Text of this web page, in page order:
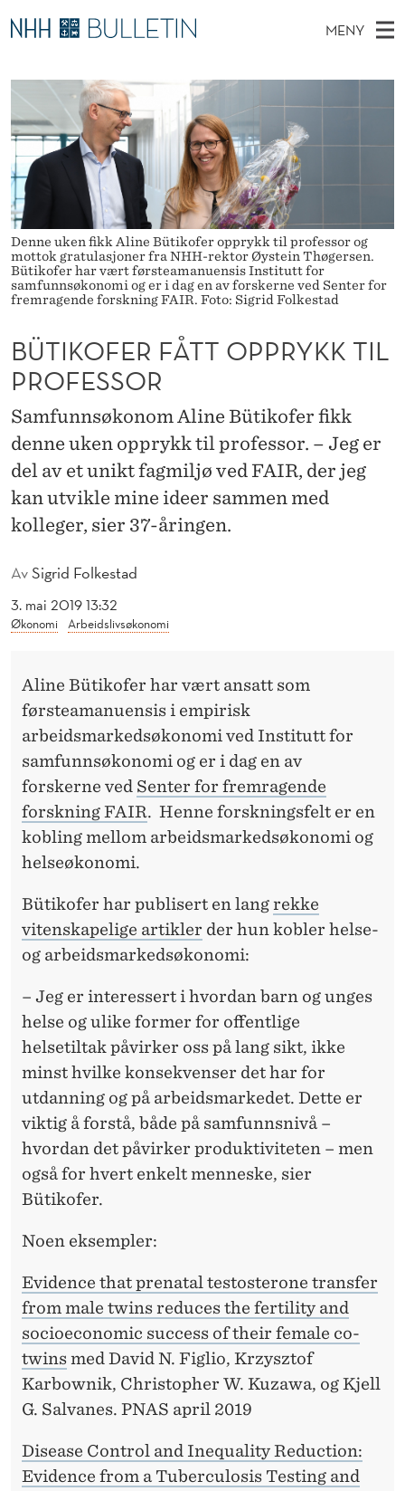
B
Ü
T
K
O
F
E
R
Å
T
T
O
P
P
Y
K
MENY
O
E
D
M
E
N
Y
Ø
N
E
T
T
S
T
E
D
E
T
Stipendiater og nye forskerprofiler
Disputaser
Ekspertutvalg
Om Bulletin
Denne uken fikk Aline Bütikofer opprykk til professor og
mottok gratulasjoner fra NHH-rektor Øystein Thøgersen.
Bütikofer har vært førsteamanuensis Institutt for
samfunnsøkonomi og er i dag en av forskerne ved Senter for
fremragende forskning FAIR. Foto: Sigrid Folkestad
AvSigrid Folkestad
3. mai 2019 13:32
Økonomi Arbeidslivsøkonomi
BÜTIKOFER FÅTT OPPRYKK TIL
PROFESSOR
Samfunnsøkonom Aline Bütikofer fikk
denne uken opprykk til professor. – Jeg er
del av et unikt fagmiljø ved FAIR, der jeg
kan utvikle mine ideer sammen med
kolleger, sier 37-åringen.
Aline Bütikofer har vært ansatt som
førsteamanuensis i empirisk
arbeidsmarkedsøkonomi ved Institutt for
samfunnsøkonomi og er i dag en av
forskerne ved Senter for fremragende
forskning FAIR. Henne forskningsfelt er en
kobling mellom arbeidsmarkedsøkonomi og
helseøkonomi.
Bütikofer har publisert en langrekke
vitenskapelige artikler der hun kobler helse-
og arbeidsmarkedsøkonomi:
– Jeg er interessert i hvordan barn og unges
helse og ulike former for offentlige
helsetiltak påvirker oss på lang sikt, ikke
minst hvilke konsekvenser det har for
utdanning og på arbeidsmarkedet. Dette er
viktig å forstå, både på samfunnsnivå –
hvordan det påvirker produktiviteten – men
også for hvert enkelt menneske, sier
Bütikofer.
Noen eksempler:
Evidence that prenatal testosterone transfer
from male twins reduces the fertility and
socioeconomic success of their female co-
twinsmed David N. Figlio, Krzysztof
Karbownik, Christopher W. Kuzawa, og Kjell
G. Salvanes. PNAS april 2019
Disease Control and Inequality Reduction:
Evidence from a Tuberculosis Testing and